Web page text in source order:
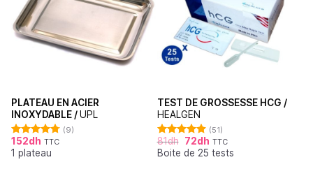
PLATEAU EN ACIER
INOXYDABLE /UPL
Note4.78
sur 5
(9)
152dh TTC
1 plateau
TEST DE GROSSESSE HCG /
HEALGEN
Note
4.88
sur 5
(51)
81dh 72dh TTC
Boite de 25 tests